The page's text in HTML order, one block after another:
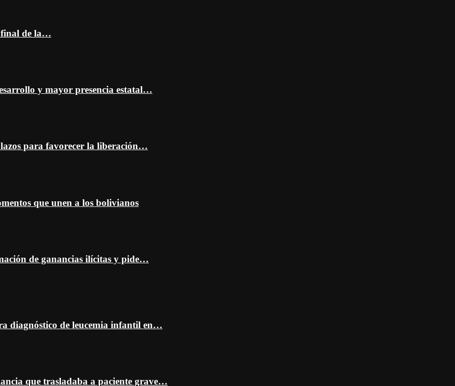
final de la…
y mayor presencia estatal…
para favorecer la liberación…
que unen a los bolivianos
de ganancias ilícitas y pide…
diagnóstico de leucemia infantil en…
que trasladaba a paciente grave…